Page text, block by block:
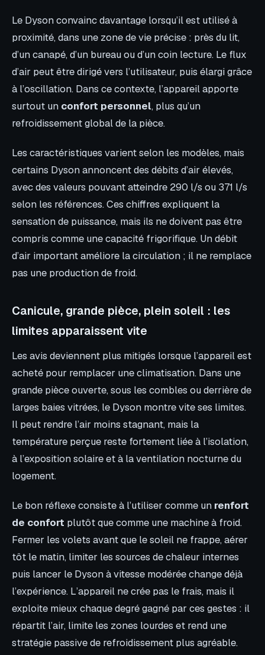
Le Dyson convainc davantage lorsqu’il est utilisé à
proximité, dans une zone de vie précise : près du lit,
d’un canapé, d’un bureau ou d’un coin lecture. Le flux
d’air peut être dirigé vers l’utilisateur, puis élargi grâce
à l’oscillation. Dans ce contexte, l’appareil apporte
surtout un confort personnel, plus qu’un
refroidissement global de la pièce.
Les caractéristiques varient selon les modèles, mais
certains Dyson annoncent des débits d’air élevés,
avec des valeurs pouvant atteindre 290 l/s ou 371 l/s
selon les références. Ces chiffres expliquent la
sensation de puissance, mais ils ne doivent pas être
compris comme une capacité frigorifique. Un débit
d’air important améliore la circulation ; il ne remplace
pas une production de froid.
Canicule, grande pièce, plein soleil : les
limites apparaissent vite
Les avis deviennent plus mitigés lorsque l’appareil est
acheté pour remplacer une climatisation. Dans une
grande pièce ouverte, sous les combles ou derrière de
larges baies vitrées, le Dyson montre vite ses limites.
Il peut rendre l’air moins stagnant, mais la
température perçue reste fortement liée à l’isolation,
à l’exposition solaire et à la ventilation nocturne du
logement.
Le bon réflexe consiste à l’utiliser comme un renfort
de confort plutôt que comme une machine à froid.
Fermer les volets avant que le soleil ne frappe, aérer
tôt le matin, limiter les sources de chaleur internes
puis lancer le Dyson à vitesse modérée change déjà
l’expérience. L’appareil ne crée pas le frais, mais il
exploite mieux chaque degré gagné par ces gestes : il
répartit l’air, limite les zones lourdes et rend une
stratégie passive de refroidissement plus agréable.